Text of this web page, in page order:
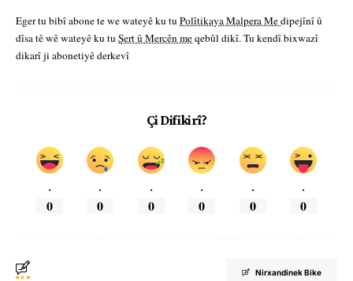
Eger tu bibî abone te we wateyê ku tu Polîtikaya Malpera Medipejînî û
dîsa tê wê wateyê ku tu Şert û Mercên meqebûl dikî. Tu kendî bixwazî
dikarî ji abonetiyê derkevî
Çi Difikirî?
.
0
.
0
.
0
.
0
.
0
.
0
Nirxandinek Bike